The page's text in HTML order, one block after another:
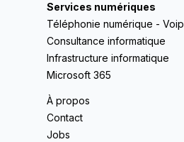
Services numériques
Téléphonie numérique - Voip
Consultance informatique
Infrastructure informatique
Microsoft 365
À propos
Contact
Jobs